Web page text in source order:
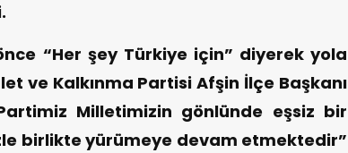
“Her şey Türkiye için” diyerek yola
ve Kalkınma Partisi Afşin İlçe Başkanı
Milletimizin gönlünde eşsiz bir
birlikte yürümeye devam etmektedir”